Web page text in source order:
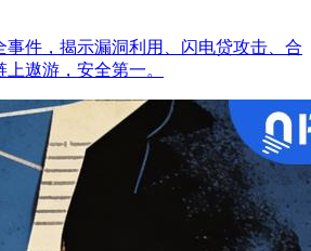
事件，揭示漏洞利用、闪电贷攻击、合
遨游，安全第一。